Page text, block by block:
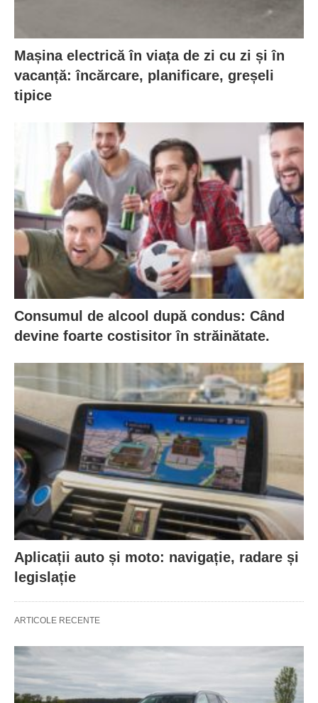
Mașina electrică în viața de zi cu zi și în
vacanță: încărcare, planificare, greșeli
tipice
Consumul de alcool după condus: Când
devine foarte costisitor în străinătate.
Aplicații auto și moto: navigație, radare și
legislație
ARTICOLE RECENTE